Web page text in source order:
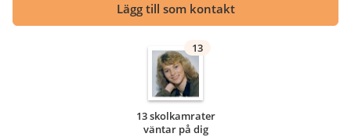
Lägg till som kontakt
13
13 skolkamrater
väntar på dig